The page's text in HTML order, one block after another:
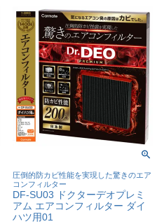
圧倒的防カビ性能を実現した驚きのエア
コンフィルター
DF-SU03 ドクターデオプレミ
アム エアコンフィルター ダイ
ハツ用01